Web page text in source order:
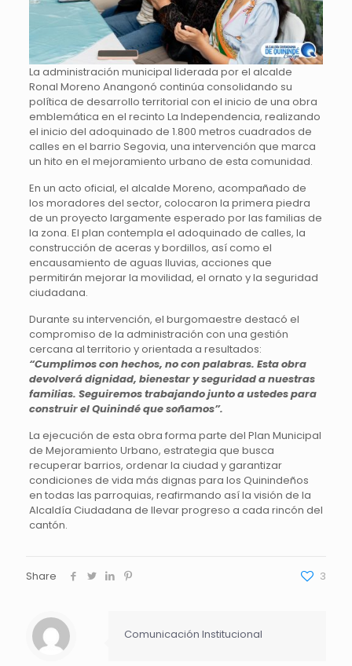
La administración municipal liderada por el alcalde
Ronal Moreno Anangonó continúa consolidando su
política de desarrollo territorial con el inicio de una obra
emblemática en el recinto La Independencia, realizando
el inicio del adoquinado de 1.800 metros cuadrados de
calles en el barrio Segovia, una intervención que marca
un hito en el mejoramiento urbano de esta comunidad.
En un acto oficial, el alcalde Moreno, acompañado de
los moradores del sector, colocaron la primera piedra
de un proyecto largamente esperado por las familias de
la zona. El plan contempla el adoquinado de calles, la
construcción de aceras y bordillos, así como el
encausamiento de aguas lluvias, acciones que
permitirán mejorar la movilidad, el ornato y la seguridad
ciudadana.
Durante su intervención, el burgomaestre destacó el
compromiso de la administración con una gestión
cercana al territorio y orientada a resultados:
“Cumplimos con hechos, no con palabras. Esta obra
devolverá dignidad, bienestar y seguridad a nuestras
familias. Seguiremos trabajando junto a ustedes para
construir el Quinindé que soñamos”.
La ejecución de esta obra forma parte del Plan Municipal
de Mejoramiento Urbano, estrategia que busca
recuperar barrios, ordenar la ciudad y garantizar
condiciones de vida más dignas para los Quinindeños
en todas las parroquias, reafirmando así la visión de la
Alcaldía Ciudadana de llevar progreso a cada rincón del
cantón.
Share 3
Comunicación Institucional